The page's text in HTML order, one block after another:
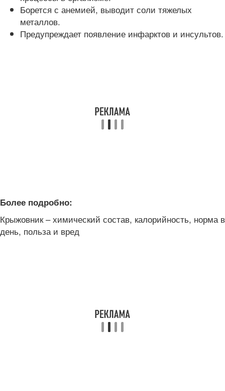
Борется с анемией, выводит соли тяжелых
металлов.
Предупреждает появление инфарктов и инсультов.
Более подробно:
Крыжовник – химический состав, калорийность, норма в
день, польза и вред